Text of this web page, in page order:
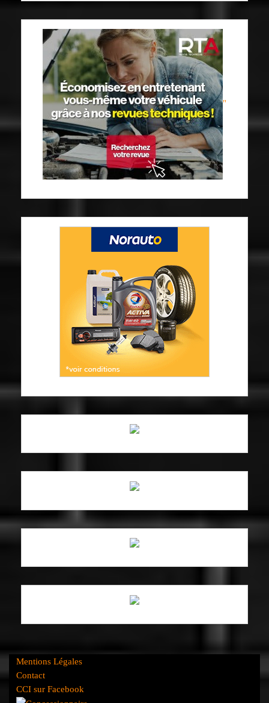
"
Mentions Légales
Contact
CCI sur Facebook